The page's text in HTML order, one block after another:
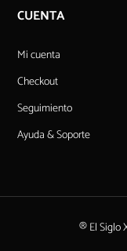
CUENTA
Mi cuenta
Checkout
Seguimiento
Ayuda & Soporte
® El Siglo